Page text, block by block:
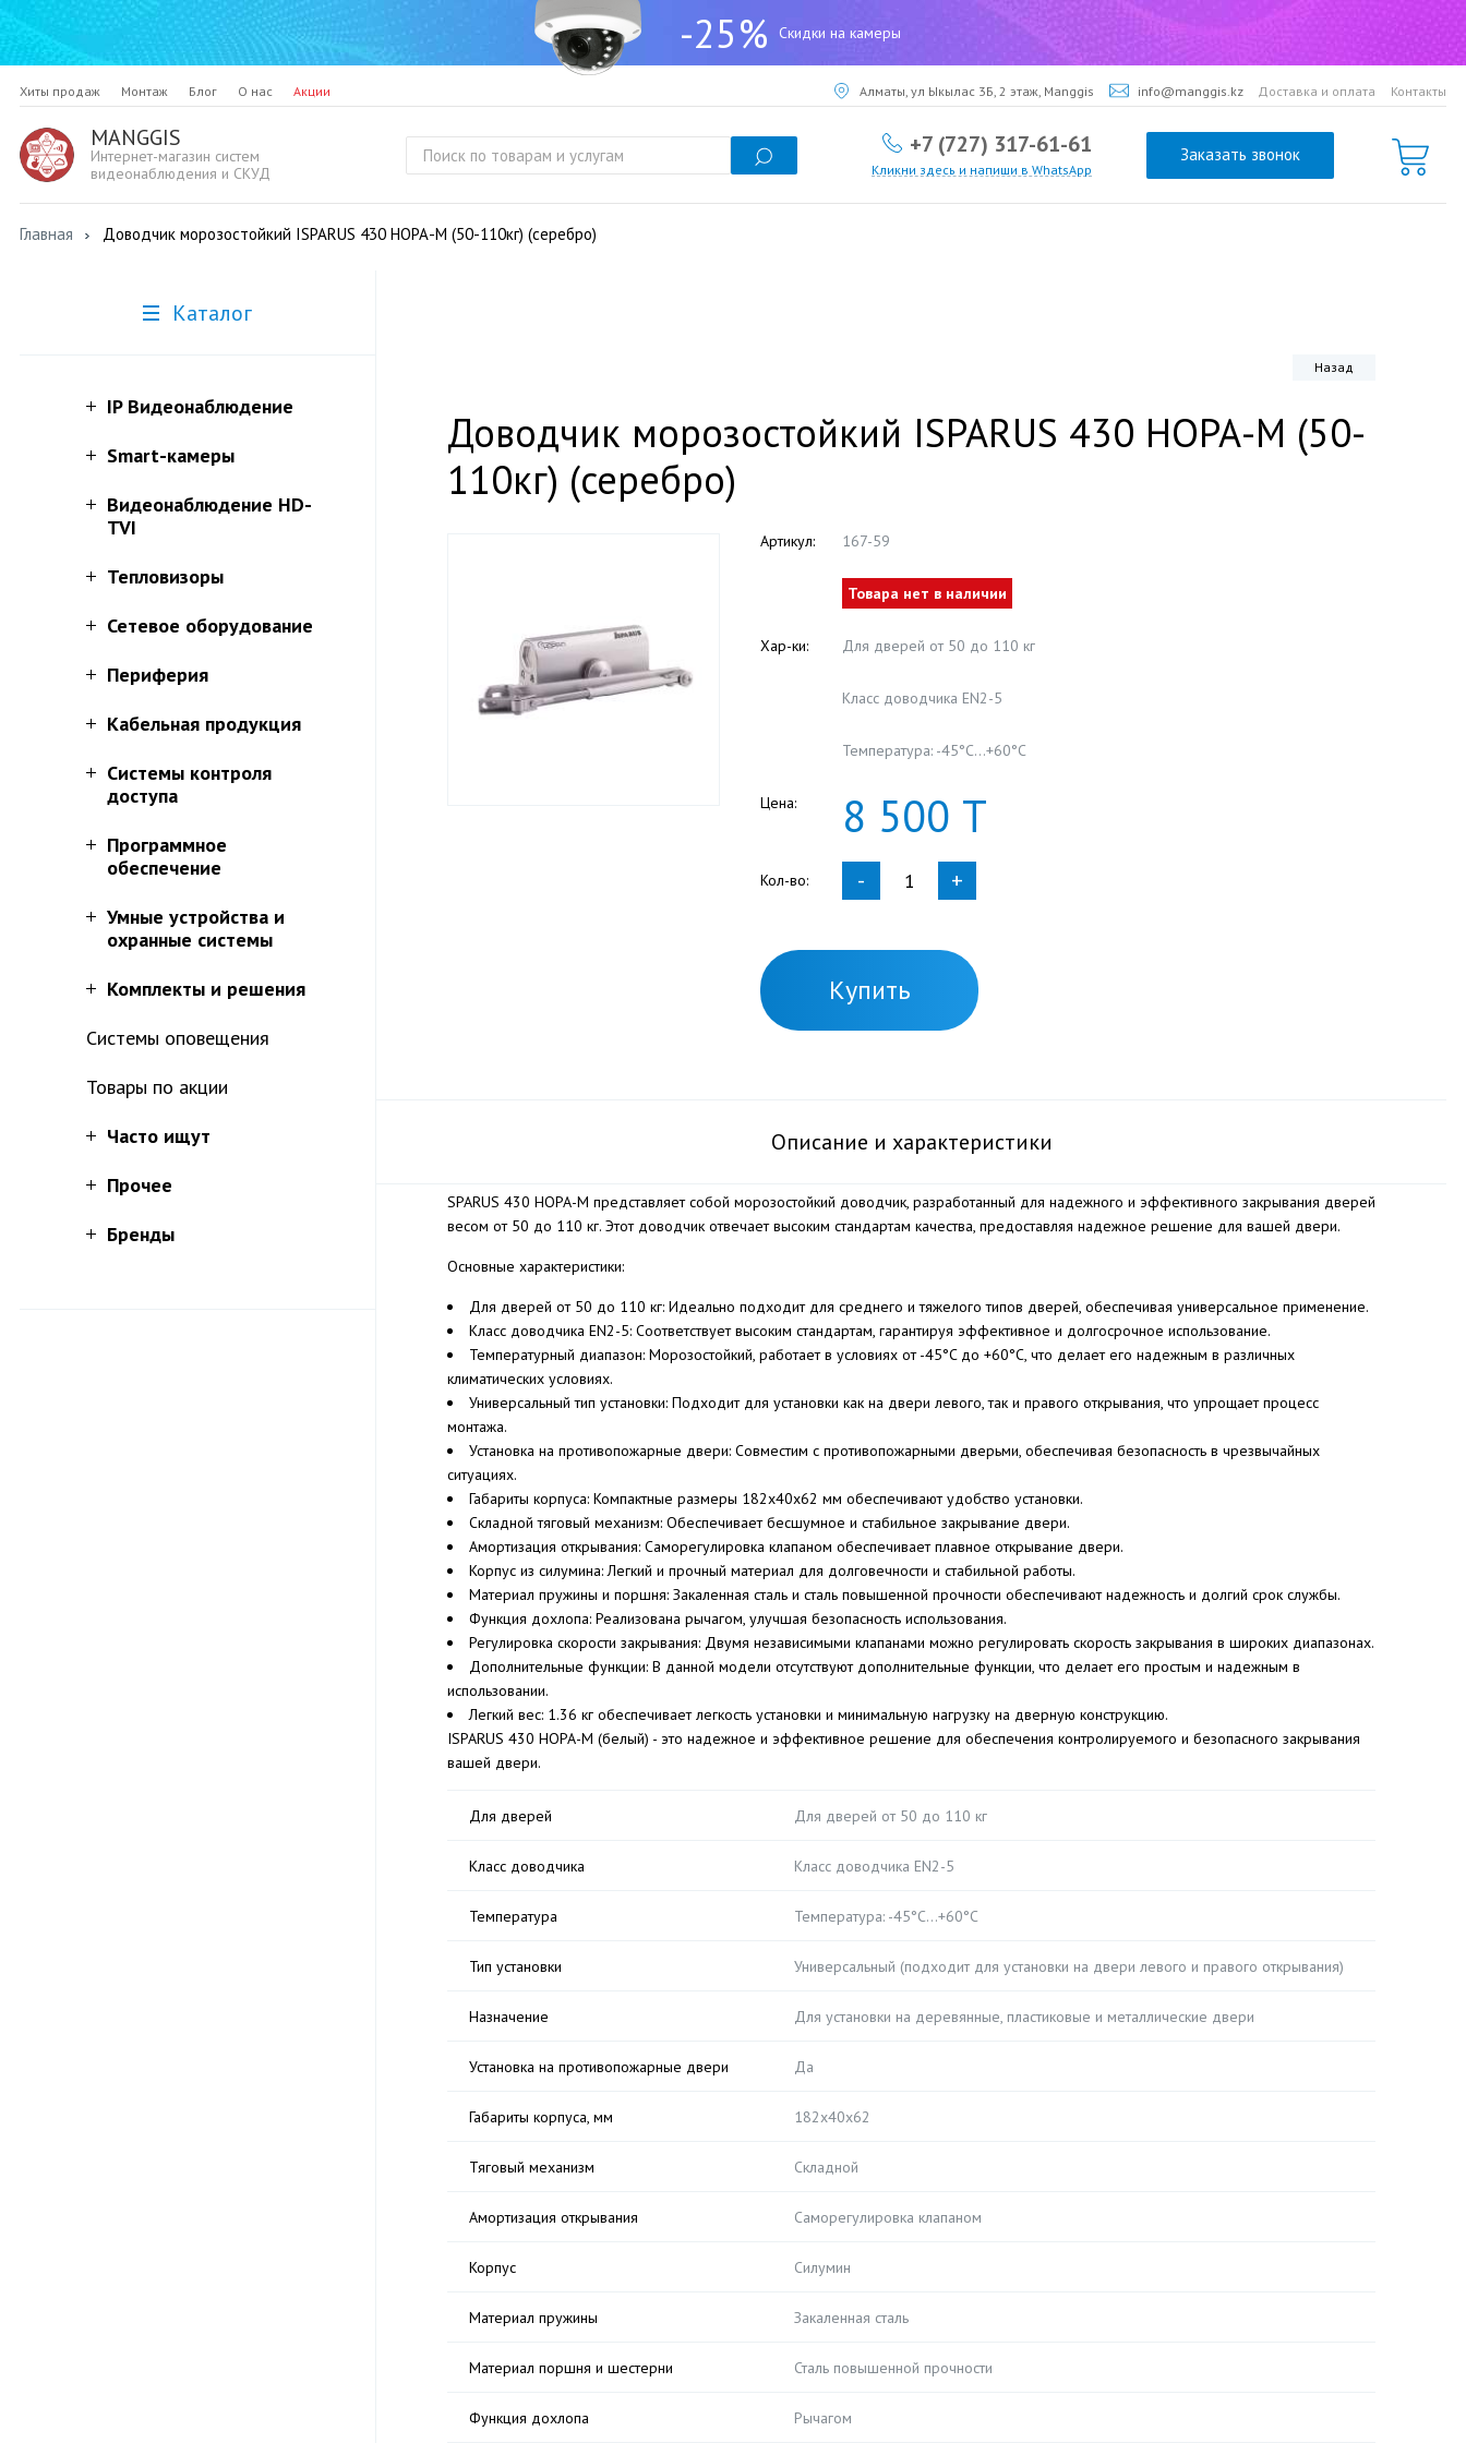
-25% Скидки на камеры
Хиты продаж Монтаж Блог О нас Акции Алматы, ул Ыкылас 3Б, 2 этаж, Manggis info@manggis.kz Доставка и оплата Контакты
MANGGIS
Интернет-магазин систем
видеонаблюдения и СКУД
+7 (727) 317-61-61
Кликни здесь и напиши в WhatsApp
Заказать звонок
Главная Доводчик морозостойкий ISPARUS 430 НОРА-М (50-110кг) (серебро)
Каталог
IP Видеонаблюдение
Smart-камеры
Видеонаблюдение HD-
TVI
Тепловизоры
Сетевое оборудование
Периферия
Кабельная продукция
Системы контроля
доступа
Программное
обеспечение
Умные устройства и
охранные системы
Комплекты и решения
Системы оповещения
Товары по акции
Часто ищут
Прочее
Бренды
Назад
Доводчик морозостойкий ISPARUS 430 НОРА-М (50-
110кг) (серебро)
Артикул: 167-59
Товара нет в наличии
Хар-ки: Для дверей от 50 до 110 кг
Класс доводчика EN2-5
Температура: -45°С…+60°С
Цена: 8 500 Т
Кол-во: - +
Купить
Описание и характеристики
SPARUS 430 НОРА-М представляет собой морозостойкий доводчик, разработанный для надежного и эффективного закрывания дверей
весом от 50 до 110 кг. Этот доводчик отвечает высоким стандартам качества, предоставляя надежное решение для вашей двери.
Основные характеристики:
Для дверей от 50 до 110 кг: Идеально подходит для среднего и тяжелого типов дверей, обеспечивая универсальное применение.
Класс доводчика EN2-5: Соответствует высоким стандартам, гарантируя эффективное и долгосрочное использование.
Температурный диапазон: Морозостойкий, работает в условиях от -45°C до +60°C, что делает его надежным в различных
климатических условиях.
Универсальный тип установки: Подходит для установки как на двери левого, так и правого открывания, что упрощает процесс
монтажа.
Установка на противопожарные двери: Совместим с противопожарными дверьми, обеспечивая безопасность в чрезвычайных
ситуациях.
Габариты корпуса: Компактные размеры 182x40x62 мм обеспечивают удобство установки.
Складной тяговый механизм: Обеспечивает бесшумное и стабильное закрывание двери.
Амортизация открывания: Саморегулировка клапаном обеспечивает плавное открывание двери.
Корпус из силумина: Легкий и прочный материал для долговечности и стабильной работы.
Материал пружины и поршня: Закаленная сталь и сталь повышенной прочности обеспечивают надежность и долгий срок службы.
Функция дохлопа: Реализована рычагом, улучшая безопасность использования.
Регулировка скорости закрывания: Двумя независимыми клапанами можно регулировать скорость закрывания в широких диапазонах.
Дополнительные функции: В данной модели отсутствуют дополнительные функции, что делает его простым и надежным в
использовании.
Легкий вес: 1.36 кг обеспечивает легкость установки и минимальную нагрузку на дверную конструкцию.
ISPARUS 430 НОРА-М (белый) - это надежное и эффективное решение для обеспечения контролируемого и безопасного закрывания
вашей двери.
Для дверей Для дверей от 50 до 110 кг
Класс доводчика Класс доводчика EN2-5
Температура Температура: -45°С…+60°С
Тип установки Универсальный (подходит для установки на двери левого и правого открывания)
Назначение Для установки на деревянные, пластиковые и металлические двери
Установка на противопожарные двери Да
Габариты корпуса, мм 182x40x62
Тяговый механизм Складной
Амортизация открывания Саморегулировка клапаном
Корпус Силумин
Материал пружины Закаленная сталь
Материал поршня и шестерни Сталь повышенной прочности
Функция дохлопа Рычагом